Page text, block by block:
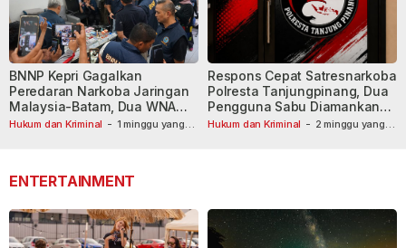
Hukum dan Kriminal - 1 minggu yang
BNNP Kepri Gagalkan
Peredaran Narkoba Jaringan
Malaysia-Batam, Dua WNA
Masih Diburu
Hukum dan Kriminal - 2 minggu yang
Respons Cepat Satresnarkoba
Polresta Tanjungpinang, Dua
Pengguna Sabu Diamankan
Usai Dilaporkan ke Call Center
ENTERTAINMENT